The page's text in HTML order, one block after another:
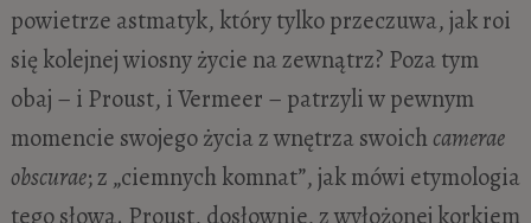
powietrze astmatyk, który tylko przeczuwa, jak roi
się kolejnej wiosny życie na zewnątrz? Poza tym
obaj – i Proust, i Vermeer – patrzyli w pewnym
momencie swojego życia z wnętrza swoichcamerae
obscurae; z „ciemnych komnat”, jak mówi etymologia
tego słowa. Proust, dosłownie, z wyłożonej korkiem